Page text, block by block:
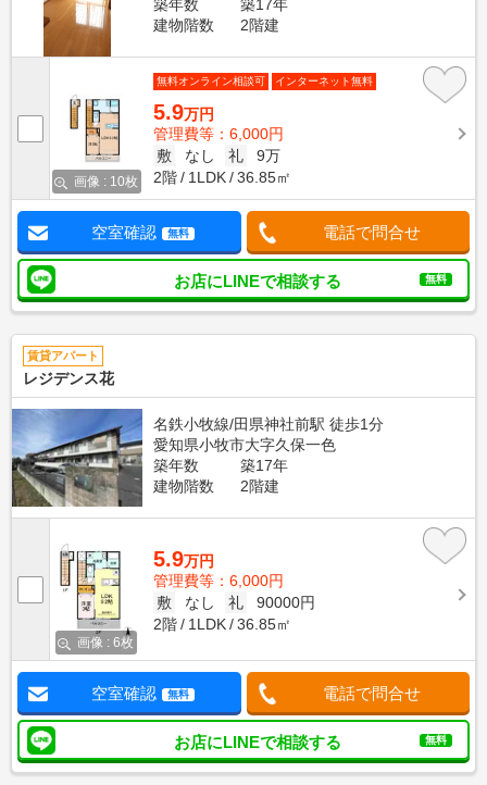
築年数
築17年
建物階数
2階建
画像 : 10枚
無料オンライン相談可 インターネット無料
5.9万円
管理費等：6,000円
敷
なし 礼
9万
2階
1LDK 36.85㎡
空室確認 無料 電話で問合せ
お店にLINEで相談する 無料
賃貸アパート
レジデンス花
名鉄小牧線/田県神社前駅 徒歩1分
愛知県小牧市大字久保一色
築年数
築17年
建物階数
2階建
画像 : 6枚
5.9万円
管理費等：6,000円
敷
なし 礼
90000円
2階
1LDK 36.85㎡
空室確認 無料 電話で問合せ
お店にLINEで相談する 無料